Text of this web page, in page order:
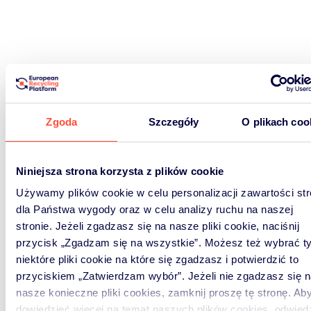
Zgoda Szczegóły O plikach
Niniejsza strona korzysta z plików cookie
Używamy plików cookie w celu personalizacji zawartości
dla Państwa wygody oraz w celu analizy ruchu na naszej
stronie. Jeżeli zgadzasz się na nasze pliki cookie, naciśnij
przycisk „Zgadzam się na wszystkie”. Możesz też wybrać
niektóre pliki cookie na które się zgadzasz i potwierdzić to
przyciskiem „Zatwierdzam wybór”. Jeżeli nie zgadzasz się
nasze konieczne pliki cookies, zamknij proszę tę stronę.